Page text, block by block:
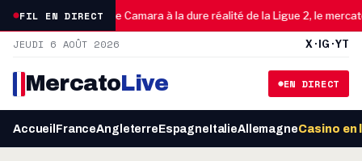
FIL EN DIRECT
FC Nantes : du rêve Camara à la dure réalité de la Ligue 2, le mercato
JEUDI 6 AOÛT 2026 X · IG · YT
MercatoLive EN DIRECT
Accueil FranceAngleterreEspagneItalieAllemagneCasino en